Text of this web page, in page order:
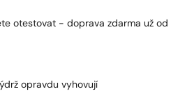
otestovat - doprava zdarma už
opravdu vyhovují